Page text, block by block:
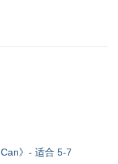
》- 适合 5-7